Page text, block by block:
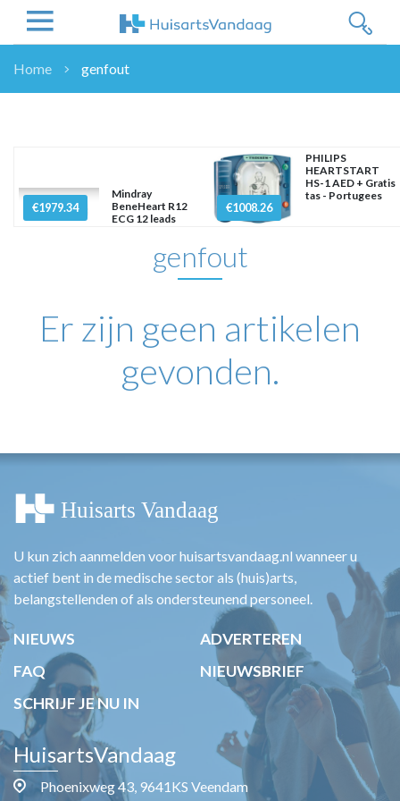
WETENSCHAP
ZORGVERZEKERAARS
ICT
NASCHOLINGEN
NHG
LHV
OPINIE
TARIEVEN
MEDISCHE VAKHANDEL
REGISTRATIE
Home genfout
€1979.34
Mindray
BeneHeart R12
ECG 12 leads
€1008.26
PHILIPS
HEARTSTART
HS-1 AED + Gratis
tas - Portugees
genfout
Er zijn geen artikelen
gevonden.
U kun zich aanmelden voor huisartsvandaag.nl wanneer u
actief bent in de medische sector als (huis)arts,
belangstellenden of als ondersteunend personeel.
NIEUWS
ADVERTEREN
FAQ
NIEUWSBRIEF
SCHRIJF JE NU IN
HuisartsVandaag
Phoenixweg 43, 9641KS Veendam